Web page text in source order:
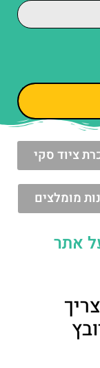
ציוד סקי
מומלצים
אתר